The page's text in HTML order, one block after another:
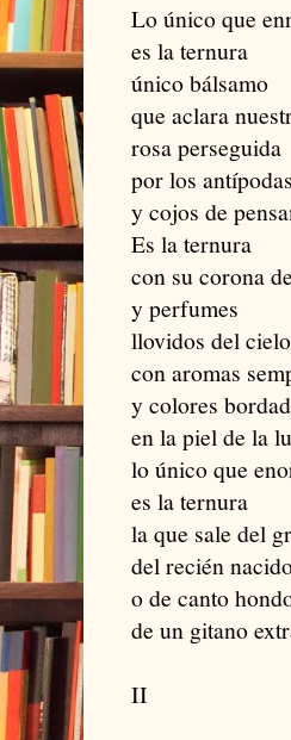
Lo único que
es la ternura
único bálsamo
que aclara
rosa perseguida
por los antípodas
y cojos de
Es la ternura
con su corona
y perfumes
llovidos del cielo
con aromas
y colores
en la piel de la
lo único que
es la ternura
la que sale del
del recién
o de canto
de un gitano
II